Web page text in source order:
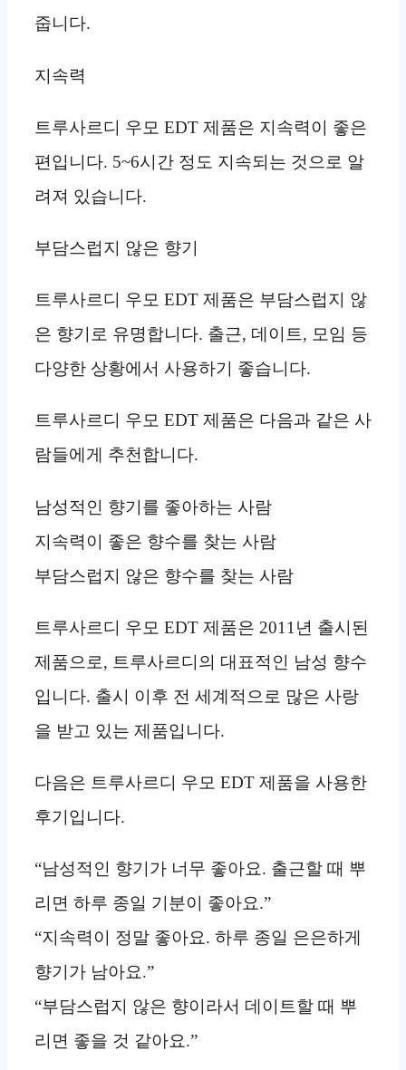
줍니다.
지속력
트루사르디 우모 EDT 제품은 지속력이 좋은
편입니다. 5~6시간 정도 지속되는 것으로 알
려져 있습니다.
부담스럽지 않은 향기
트루사르디 우모 EDT 제품은 부담스럽지 않
은 향기로 유명합니다. 출근, 데이트, 모임 등
다양한 상황에서 사용하기 좋습니다.
트루사르디 우모 EDT 제품은 다음과 같은 사
람들에게 추천합니다.
남성적인 향기를 좋아하는 사람
지속력이 좋은 향수를 찾는 사람
부담스럽지 않은 향수를 찾는 사람
트루사르디 우모 EDT 제품은 2011년 출시된
제품으로, 트루사르디의 대표적인 남성 향수
입니다. 출시 이후 전 세계적으로 많은 사랑
을 받고 있는 제품입니다.
다음은 트루사르디 우모 EDT 제품을 사용한
후기입니다.
“남성적인 향기가 너무 좋아요. 출근할 때 뿌
리면 하루 종일 기분이 좋아요.”
“지속력이 정말 좋아요. 하루 종일 은은하게
향기가 남아요.”
“부담스럽지 않은 향이라서 데이트할 때 뿌
리면 좋을 것 같아요.”